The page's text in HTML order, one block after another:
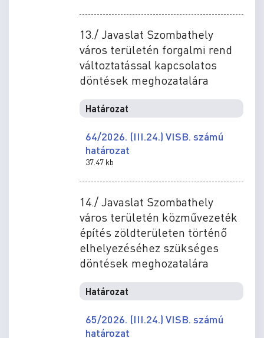
13./ Javaslat Szombathely
város területén forgalmi rend
változtatással kapcsolatos
döntések meghozatalára
Határozat
64/2026. (III.24.) VISB. számú
határozat
37.47 kb
14./ Javaslat Szombathely
város területén közművezeték
építés zöldterületen történő
elhelyezéséhez szükséges
döntések meghozatalára
Határozat
65/2026. (III.24.) VISB. számú
határozat